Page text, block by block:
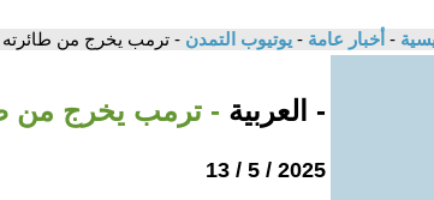
- أخبار عامة - يوتيوب التمدن - ترمب يخرج من طائرته
- العربية - ترمب يخرج من
2025 / 5 / 13